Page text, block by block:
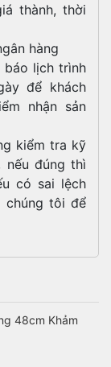
thành, thời
hàng
báo lịch trình
để khách
nhận sản
kiểm tra kỹ
nếu đúng thì
có sai lệch
chúng tôi để
48cm Khảm